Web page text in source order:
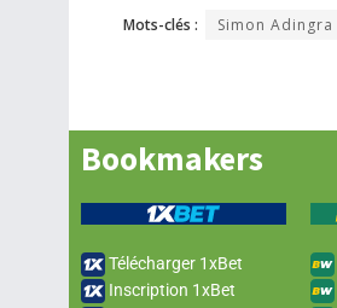
Mots-clés : Simon Adingra
Bookmakers
Télécharger 1xBet
Inscription 1xBet